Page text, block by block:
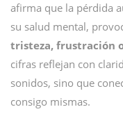
afirma que la pérdida
su salud mental,
tristeza, frustración
cifras reflejan con
sonidos, sino que
consigo mismas.